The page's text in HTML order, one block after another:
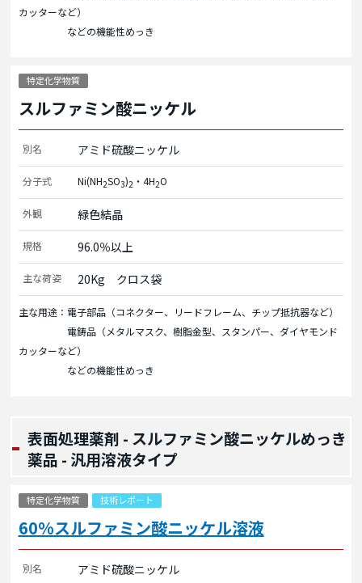
カッターなど）
などの機能性めっき
特定化学物質
スルファミン酸ニッケル
別名 アミド硫酸ニッケル
分子式 Ni(NH2SO3)2 ・4H2O
外観 緑色結晶
規格 96.0％以上
主な荷姿 20Kg　クロス袋
主な用途：電子部品（コネクター、リードフレーム、チップ抵抗器など）
電鋳品（メタルマスク、樹脂金型、スタンパー、ダイヤモンド
カッターなど）
などの機能性めっき
表面処理薬剤 - スルファミン酸ニッケルめっき
薬品 - 汎用溶液タイプ
特定化学物質 技術レポート
60%スルファミン酸ニッケル溶液
別名 アミド硫酸ニッケル